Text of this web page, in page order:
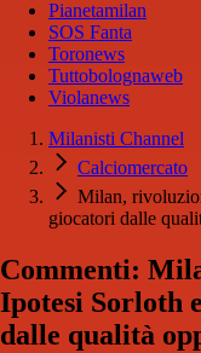
Pianetamilan
SOS Fanta
Toronews
Tuttobolognaweb
Violanews
Milanisti Channel
Calciomercato
Milan,
giocatori dalle
Commenti:
Ipotesi Sorloth
dalle qualità